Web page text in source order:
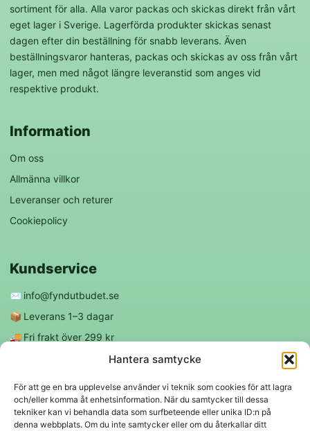
Hantera samtycke
För att ge en bra upplevelse använder vi teknik som cookies för att lagra
och/eller komma åt enhetsinformation. När du samtycker till dessa
tekniker kan vi behandla data som surfbeteende eller unika ID:n på
denna webbplats. Om du inte samtycker eller om du återkallar ditt
sortiment för alla. Alla varor packas och skickas direkt från vårt
eget lager i Sverige. Lagerförda produkter skickas senast
dagen efter din beställning för snabb leverans. Även
beställningsvaror hanteras, packas och skickas av oss från vårt
lager, men med något längre leveranstid som anges vid
respektive produkt.
Information
Om oss
Allmänna villkor
Leveranser och returer
Cookiepolicy
Kundservice
✉️ info@fyndutbudet.se
📦 Leverans 1–3 dagar
🚚 Fri frakt över 299 kr
Följ oss